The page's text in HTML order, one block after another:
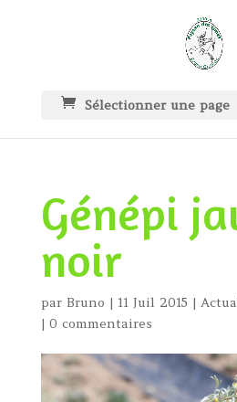
Sélectionner une page
Génépi
noir
par Bruno | 11 Juil 2015 |
| 0 commentaires